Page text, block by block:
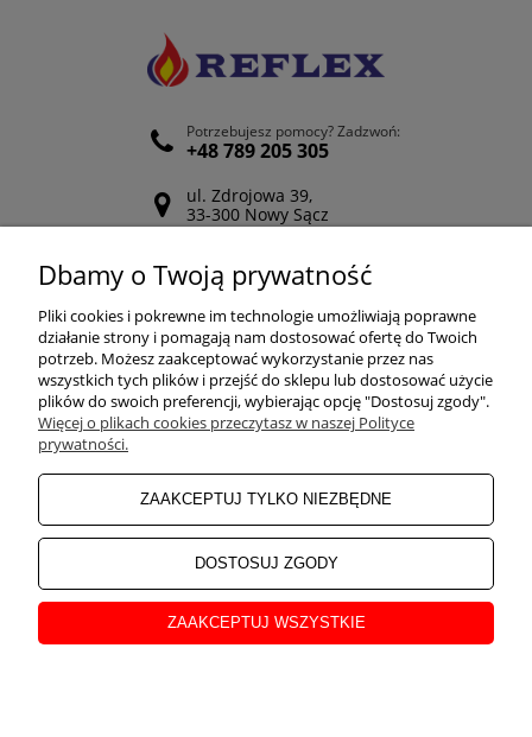
Potrzebujesz pomocy? Zadzwoń:
+48 789 205 305
ul. Zdrojowa 39,
33-300 Nowy Sącz
Odwiedź nasz Facebook
POMOC
ZAKUPY
MOJE KONTO
INFORMACJE
O NAS
Dbamy o Twoją prywatność
Pliki cookies i pokrewne im technologie umożliwiają poprawne
działanie strony i pomagają nam dostosować ofertę do Twoich
potrzeb. Możesz zaakceptować wykorzystanie przez nas
wszystkich tych plików i przejść do sklepu lub dostosować użycie
plików do swoich preferencji, wybierając opcję "Dostosuj zgody".
Więcej o plikach cookies przeczytasz w naszej Polityce
prywatności.
ZAAKCEPTUJ TYLKO NIEZBĘDNE
DOSTOSUJ ZGODY
ZAAKCEPTUJ WSZYSTKIE